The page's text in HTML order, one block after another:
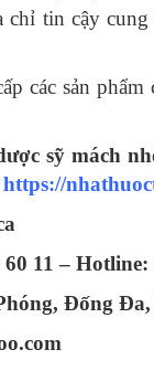
tin cậy
các sản
sỹ mách
https://
60 11 – Hotline:
óng, Đống